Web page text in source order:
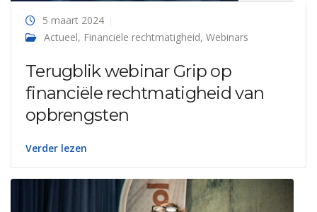
5 maart 2024
Actueel, Financiële rechtmatigheid, Webinars
Terugblik webinar Grip op
financiële rechtmatigheid van
opbrengsten
Verder lezen